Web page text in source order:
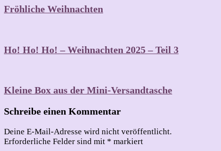
Fröhliche Weihnachten
Ho! Ho! Ho! – Weihnachten 2025 – Teil 3
Kleine Box aus der Mini-Versandtasche
Schreibe einen Kommentar
Deine E-Mail-Adresse wird nicht veröffentlicht.
Erforderliche Felder sind mit * markiert